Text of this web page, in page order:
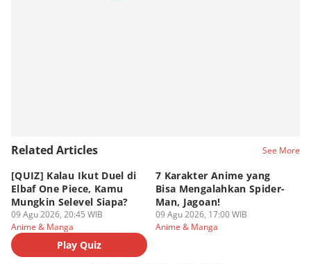
Related Articles See More
[QUIZ] Kalau Ikut Duel di
Elbaf One Piece, Kamu
Mungkin Selevel Siapa?
09 Agu 2026, 20:45 WIB
Anime & Manga
Play Quiz
7 Karakter Anime yang
Bisa Mengalahkan Spider-
Man, Jagoan!
09 Agu 2026, 17:00 WIB
Anime & Manga